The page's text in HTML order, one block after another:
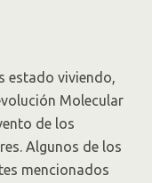
estado viviendo,
Molecular
de los
Algunos de los
mencionados